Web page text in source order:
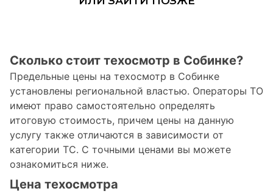
Сколько стоит техосмотр в Собинке?
Предельные цены на техосмотр в Собинке
установлены региональной властью. Операторы ТО
имеют право самостоятельно определять
итоговую стоимость, причем цены на данную
услугу также отличаются в зависимости от
категории ТС. С точными ценами вы можете
ознакомиться ниже.
Цена техосмотра